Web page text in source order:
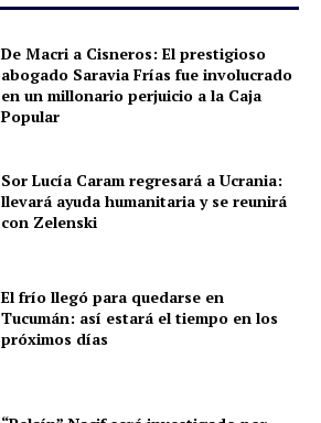
De Macri a Cisneros: El prestigioso
abogado Saravia Frías fue involucrado
en un millonario perjuicio a la Caja
Popular
Sor Lucía Caram regresará a Ucrania:
llevará ayuda humanitaria y se reunirá
con Zelenski
El frío llegó para quedarse en
Tucumán: así estará el tiempo en los
próximos días